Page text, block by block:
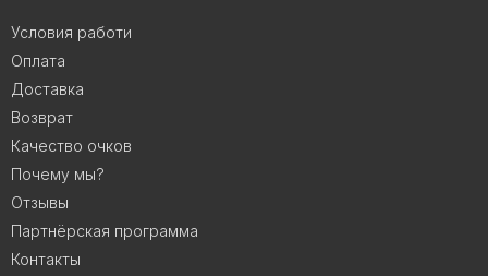
Условия работи
Оплата
Доставка
Возврат
Качество очков
Почему мы?
Отзывы
Партнёрская программа
Контакты